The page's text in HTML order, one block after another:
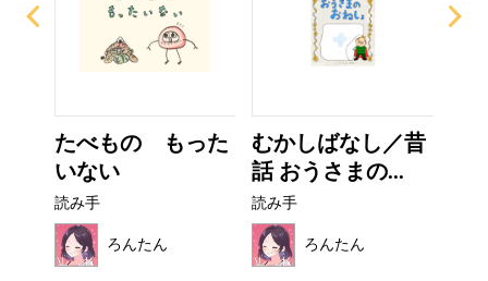
たべもの もった
いない
読み手
ろんたん
むかしばなし／昔
話 おうさまの...
読み手
ろんたん